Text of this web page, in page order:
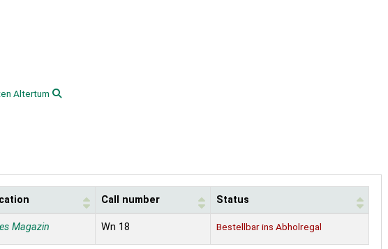
Altertum
Call number Status
Magazin Wn 18 Bestellbar ins Abholregal